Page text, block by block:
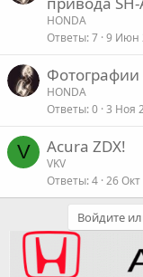
HONDA
Ответы 7 9 Июн
Фотографии
HONDA
Ответы 0 3 Ноя
V Acura ZDX!
VKV
Ответы 4 26 Окт
Войдите